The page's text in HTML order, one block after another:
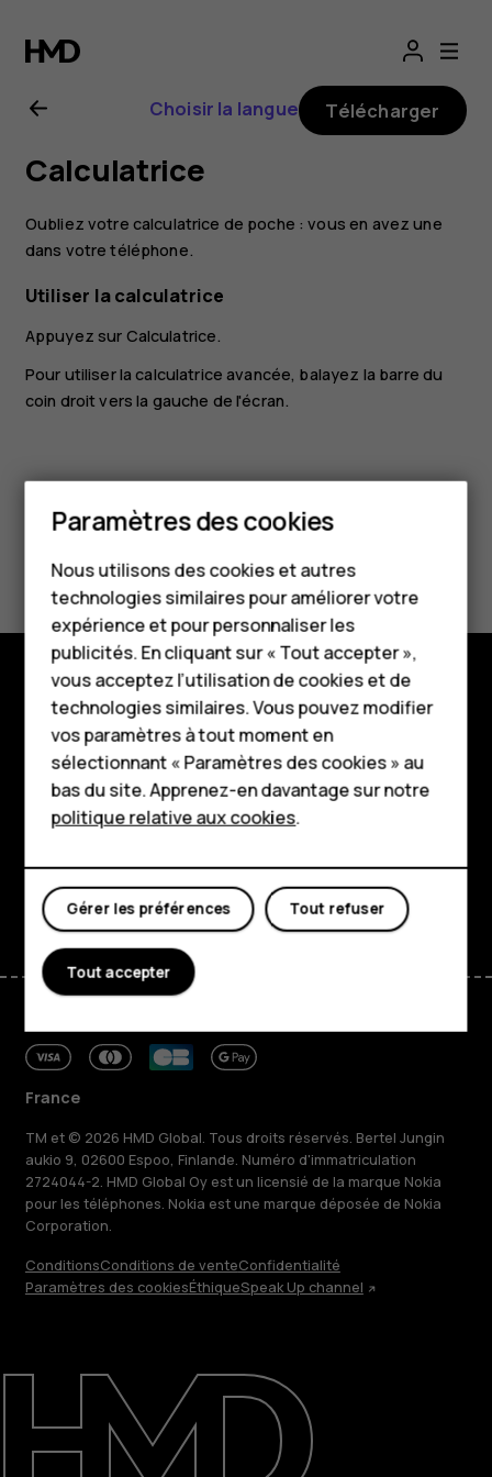
Guide
de
l'utilisateur
Nokia
7
Plus
Smartphones
Téléphones classiques
Accessoires
HMD Terra M
Pour les entreprises
Tablettes
Boutique
Réparer, réutiliser, recycler
Responsable
Assistance
Choisir la langue Télécharger
Calculatrice
Oubliez votre calculatrice de poche : vous en avez une
dans votre téléphone.
Utiliser la calculatrice
Appuyez sur Calculatrice.
Pour utiliser la calculatrice avancée, balayez la barre du
coin droit vers la gauche de l'écran.
Avez-vous trouvé cela utile?
Oui Non
Boutique
À propos
Planet and people
FacebookInstagram
TiktokYoutubeLinkedinDiscord
France
TM et © 2026 HMD Global. Tous droits réservés. Bertel Jungin
aukio 9, 02600 Espoo, Finlande. Numéro d'immatriculation
2724044-2. HMD Global Oy est un licensié de la marque Nokia
pour les téléphones. Nokia est une marque déposée de Nokia
Corporation.
ConditionsConditions de venteConfidentialité
Paramètres des cookiesÉthiqueSpeak Up channel
Paramètres des cookies
Nous utilisons des cookies et autres
technologies similaires pour améliorer votre
expérience et pour personnaliser les
publicités. En cliquant sur « Tout accepter »,
vous acceptez l’utilisation de cookies et de
technologies similaires. Vous pouvez modifier
vos paramètres à tout moment en
sélectionnant « Paramètres des cookies » au
bas du site. Apprenez-en davantage sur notre
politique relative aux cookies.
Tout refuser
Gérer les préférences
Tout accepter